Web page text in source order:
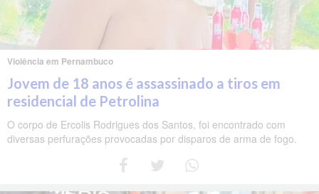
Violência em Pernambuco
Jovem de 18 anos é assassinado a tiros em
residencial de Petrolina
O corpo de Ercolis Rodrigues dos Santos, foi encontrado com
diversas perfurações provocadas por disparos de arma de fogo.